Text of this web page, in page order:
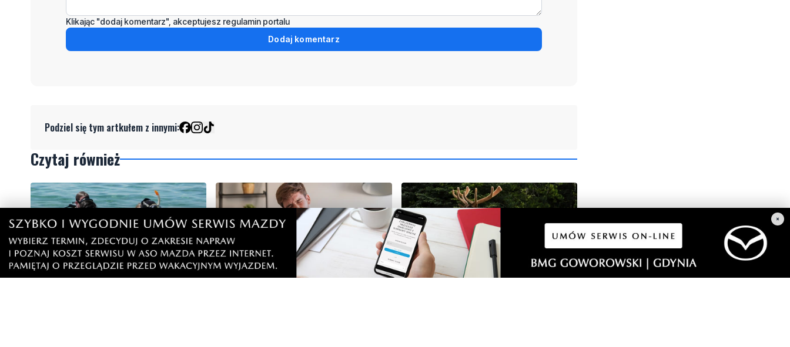
Klikając "dodaj komentarz", akceptujesz regulamin portalu
Dodaj komentarz
Podziel się tym artkułem z innymi:
Czytaj również
1 MATERIAŁ PARTNERA
×